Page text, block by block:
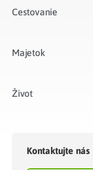
Cestovanie
Majetok​
Život​
Kontaktujte nás